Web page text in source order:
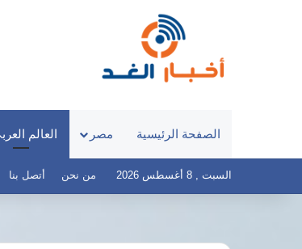
الصفحة الرئيسية مصر العالم
السبت , 8 أغسطس 2026 من نحن أتصل بنا